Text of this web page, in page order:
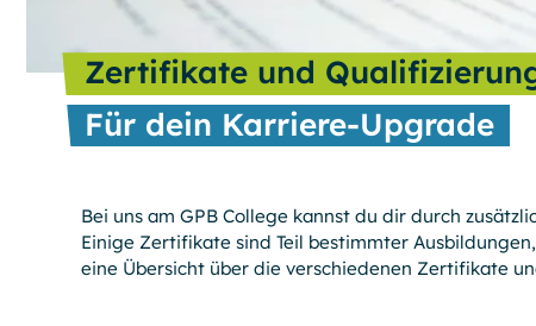
Zertifikate und
Für dein Karriere-Upgrade
Bei uns am GPB College kannst du dir durch
Einige Zertifi­kate sind Teil bestimmter
eine Übersicht über die verschiedenen Zertifikate
Session-Cookies
Name:
PHPSESSID, PHPSESSLP,
fe_typo_user
Zweck:
Temporäre First-Party-Cookies, die